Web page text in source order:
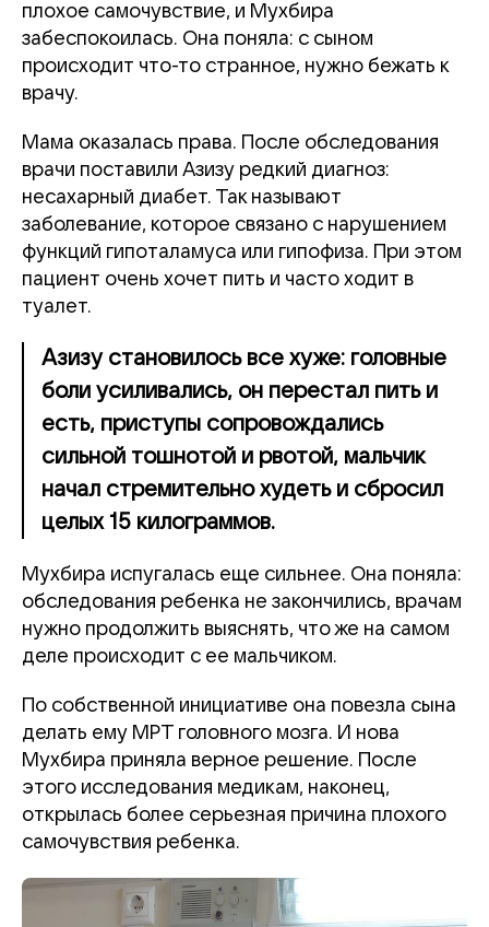
плохое самочувствие, и Мухбира
забеспокоилась. Она поняла: с сыном
происходит что-то странное, нужно бежать к
врачу.
Мама оказалась права. После обследования
врачи поставили Азизу редкий диагноз:
несахарный диабет. Так называют
заболевание, которое связано с нарушением
функций гипоталамуса или гипофиза. При этом
пациент очень хочет пить и часто ходит в
туалет.
Азизу становилось все хуже: головные
боли усиливались, он перестал пить и
есть, приступы сопровождались
сильной тошнотой и рвотой, мальчик
начал стремительно худеть и сбросил
целых 15 килограммов.
Мухбира испугалась еще сильнее. Она поняла:
обследования ребенка не закончились, врачам
нужно продолжить выяснять, что же на самом
деле происходит с ее мальчиком.
По собственной инициативе она повезла сына
делать ему МРТ головного мозга. И нова
Мухбира приняла верное решение. После
этого исследования медикам, наконец,
открылась более серьезная причина плохого
самочувствия ребенка.